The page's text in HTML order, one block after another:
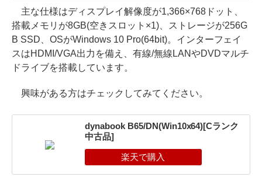
主な仕様はディスプレイ解像度が1,366×768ドット、
搭載メモリが8GB(空きスロット×1)、ストレージが256G
B SSD、OSがWindows 10 Pro(64bit)。インターフェイ
スはHDMI/VGA出力を備え、有線/無線LANやDVDマルチ
ドライブを搭載しています。
興味がある方はチェックしてみてください。
dynabook B65/DN(Win10x64)[Cランク
中古品]